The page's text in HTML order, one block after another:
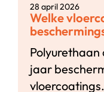
28 april 2026
Welke
Polyurethaan
jaar